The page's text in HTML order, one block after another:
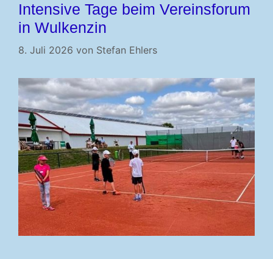
Intensive Tage beim Vereinsforum
in Wulkenzin
8. Juli 2026 von Stefan Ehlers